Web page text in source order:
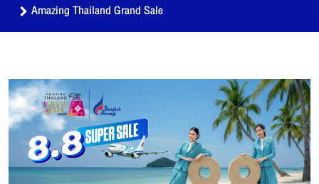
Amazing Thailand Grand Sale